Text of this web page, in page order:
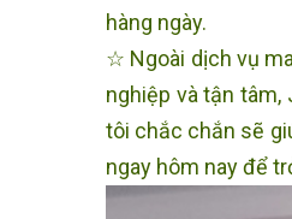
hàng ngày.
☆ Ngoài dịch vụ
nghiệp và tận
tôi chắc chắn sẽ
ngay hôm nay để